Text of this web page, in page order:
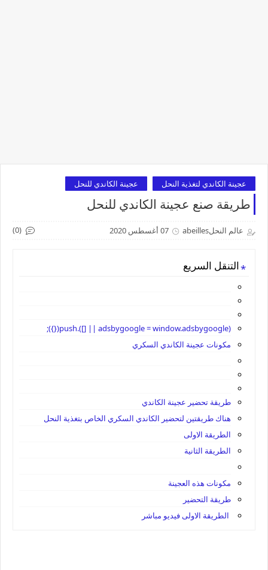
عجينة الكاندي لتغذية النحل عجينة الكاندي للنحل
طريقة صنع عجينة الكاندي للنحل
عالم النحلabeilles 07 أغسطس 2020 (0)
التنقل السريع
(adsbygoogle = window.adsbygoogle || []).push({});
مكونات عجينة الكاندي السكري
طريقة تحضير عجينة الكاندي
هناك طريقتين لتحضير الكاندي السكري الخاص بتغذية النحل
الطريقة الاولى
الطريقة الثانية
مكونات هذه العجينة
طريقة التحضير
الطريقة الاولى فيديو مباشر